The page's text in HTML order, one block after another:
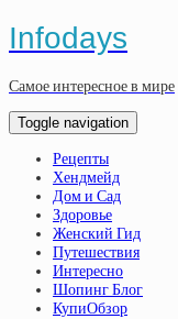
Infodays
Самое интересное в мире
Toggle navigation
Рецепты
Хендмейд
Дом и Сад
Здоровье
Женский Гид
Путешествия
Интересно
Шопинг Блог
КупиОбзор